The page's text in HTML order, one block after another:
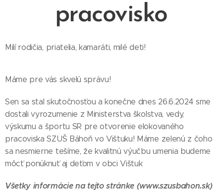
pracovisko
Milí rodičia, priatelia, kamaráti, milé deti!
Máme pre vás skvelú správu! 😊
Sen sa stal skutočnosťou a konečne dnes 26.6.2024 sme
dostali vyrozumenie z Ministerstva školstva, vedy,
výskumu a športu SR pre otvorenie elokovaného
pracoviska SZUŠ Báhoň vo Vištuku! Máme zelenú z čoho
sa nesmierne tešíme, že kvalitnú výučbu umenia budeme
môcť ponúknuť aj deťom v obci Vištuk 😊
Všetky informácie na tejto stránke (www.szusbahon.sk)